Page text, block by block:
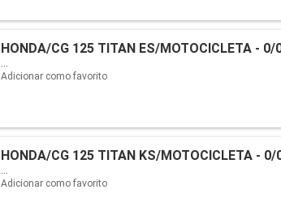
HONDA/CG 125 TITAN ES/MOTOCICLETA - 0/
Adicionar como favorito
HONDA/CG 125 TITAN KS/MOTOCICLETA - 0/
Adicionar como favorito